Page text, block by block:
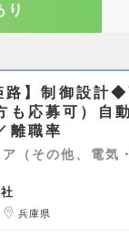
り
路】制御設計
も応募可）自
離職率
（その他、電気
兵庫県